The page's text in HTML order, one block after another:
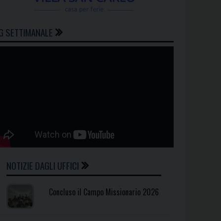
SETTIMANALE
NOTIZIE DAGLI UFFICI
Concluso il Campo Missionario 2026